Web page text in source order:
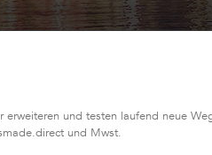
und testen laufend neue
und Mwst.